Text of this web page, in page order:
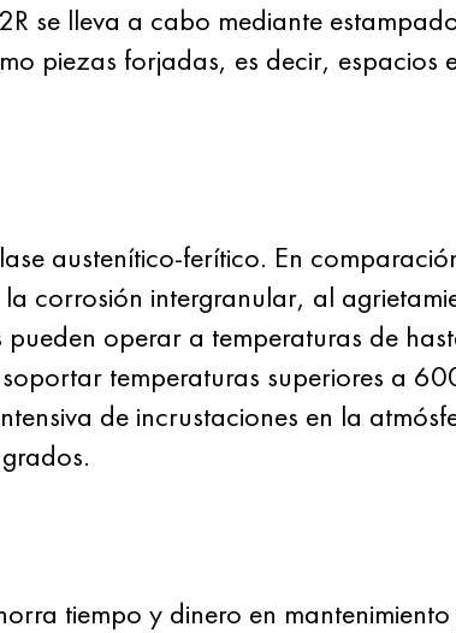
se lleva a cabo mediante
piezas forjadas, es decir, espacios
austenítico-ferítico. En
corrosión intergranular, al
operar a temperaturas de
temperaturas superiores a
de incrustaciones en la
tiempo y dinero en